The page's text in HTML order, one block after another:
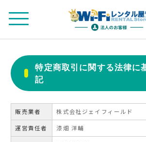
法人のお客さまマイペ
個人の方(クレジットカー
特定商取引に関する法律に
記
販売業者 株式会社ジェイフィールド
運営責任者 漆畑 洋輔